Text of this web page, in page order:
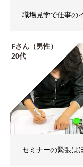
職場見学で仕事の
Fさん（男性）
20代
セミナーの緊張は